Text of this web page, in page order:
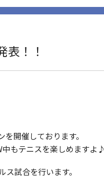
！！
開催しております。
もテニスを楽しめますよ♪
試合を行います。